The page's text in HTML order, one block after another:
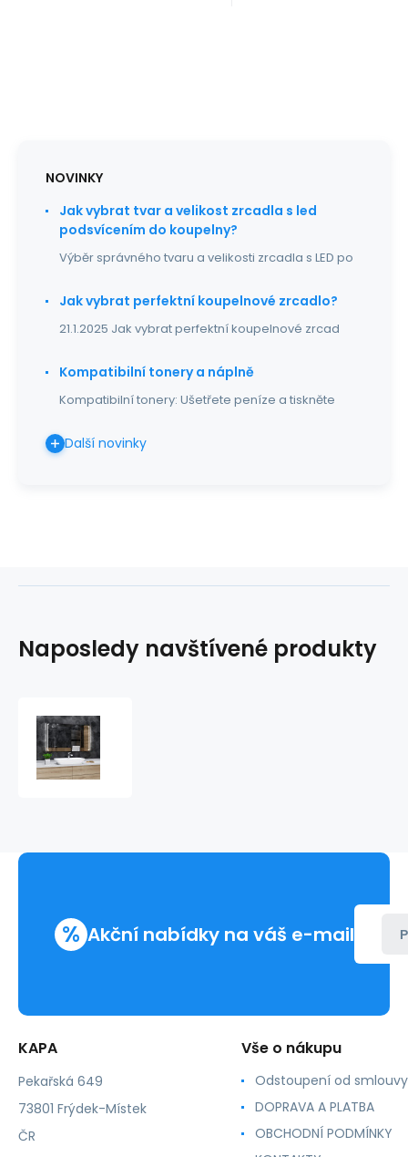
NOVINKY
Jak vybrat tvar a velikost zrcadla s led
podsvícením do koupelny?
Výběr správného tvaru a velikosti zrcadla s LED po
Jak vybrat perfektní koupelnové zrcadlo?
21.1.2025 Jak vybrat perfektní koupelnové zrcad
Kompatibilní tonery a náplně
Kompatibilní tonery: Ušetřete peníze a tiskněte
Další novinky
Naposledy navštívené produkty
% Akční nabídky na váš e-mail
KAPA
Pekařská 649
73801 Frýdek-Místek
ČR
Vše o nákupu
Odstoupení od smlouvy
DOPRAVA A PLATBA
OBCHODNÍ PODMÍNKY